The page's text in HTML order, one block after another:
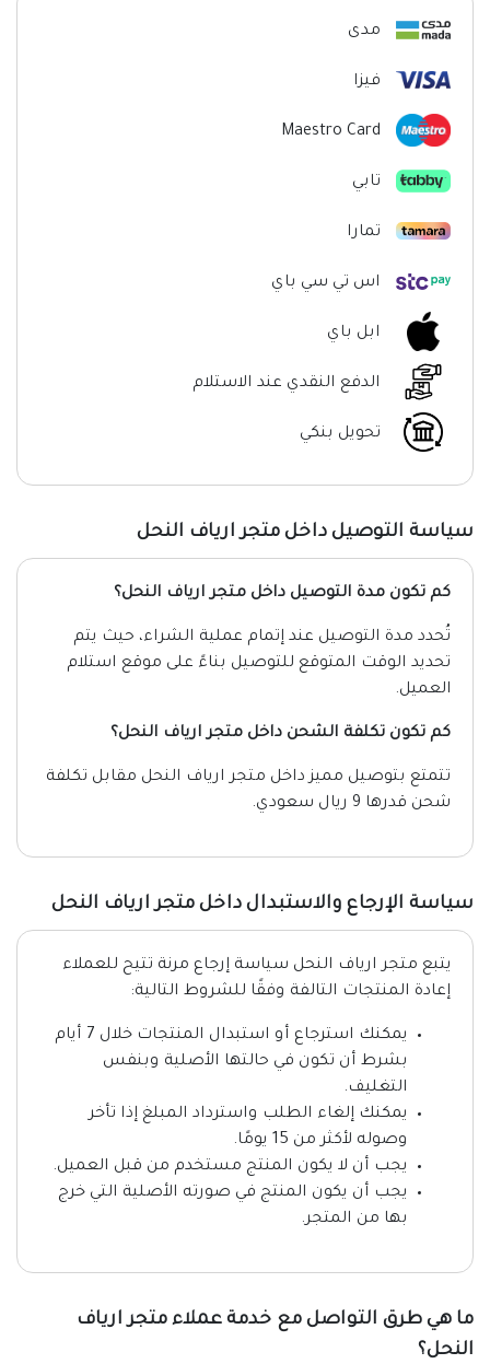
مدى
فيزا
Maestro Card
تابي
تمارا
اس تي سي باي
ابل باي
الدفع النقدي عند الاستلام
تحويل بنكي
سياسة التوصيل داخل متجر ارياف النحل
كم تكون مدة التوصيل داخل متجر ارياف النحل؟
تُحدد مدة التوصيل عند إتمام عملية الشراء، حيث يتم
تحديد الوقت المتوقع للتوصيل بناءً على موقع استلام
العميل.
كم تكون تكلفة الشحن داخل متجر ارياف النحل؟
تتمتع بتوصيل مميز داخل متجر ارياف النحل مقابل تكلفة
شحن قدرها 9 ريال سعودي.
سياسة الإرجاع والاستبدال داخل متجر ارياف النحل
يتبع متجر ارياف النحل سياسة إرجاع مرنة تتيح للعملاء
إعادة المنتجات التالفة وفقًا للشروط التالية:
يمكنك استرجاع أو استبدال المنتجات خلال 7 أيام
بشرط أن تكون في حالتها الأصلية وبنفس
التغليف.
يمكنك إلغاء الطلب واسترداد المبلغ إذا تأخر
وصوله لأكثر من 15 يومًا.
يجب أن لا يكون المنتج مستخدم من قبل العميل.
يجب أن يكون المنتج في صورته الأصلية التي خرج
بها من المتجر.
ما هي طرق التواصل مع خدمة عملاء متجر ارياف
النحل؟